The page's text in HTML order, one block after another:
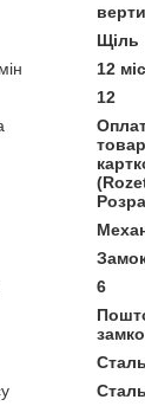
Щіль
12
12
6
Сталь
Сталь